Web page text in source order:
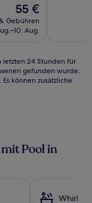
Der
Preis
beträgt
55 €
Gebühren
Aug.
letzten 24 Stunden für
gefunden wurde.
können zusätzliche
Pool in